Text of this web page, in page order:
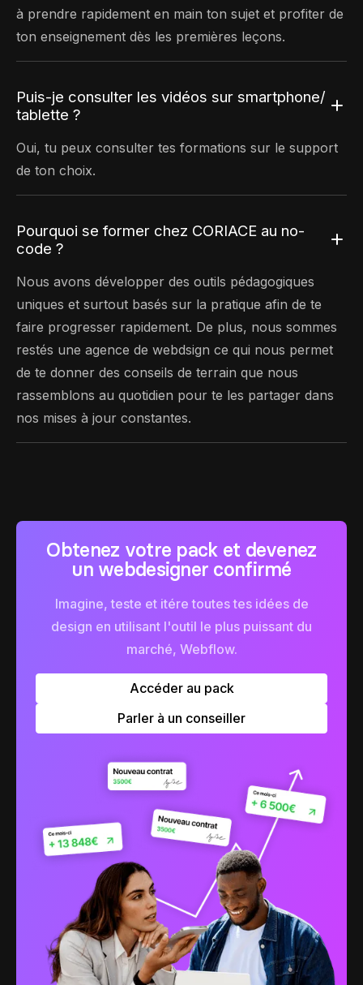
à prendre rapidement en main ton sujet et profiter de
ton enseignement dès les premières leçons.
Puis-je consulter les vidéos sur smartphone/
tablette ?
Oui, tu peux consulter tes formations sur le support
de ton choix.
Pourquoi se former chez CORIACE au no-
code ?
Nous avons développer des outils pédagogiques
uniques et surtout basés sur la pratique afin de te
faire progresser rapidement. De plus, nous sommes
restés une agence de webdsign ce qui nous permet
de te donner des conseils de terrain que nous
rassemblons au quotidien pour te les partager dans
nos mises à jour constantes.
Obtenez votre pack et devenez
un webdesigner confirmé
Imagine, teste et itére toutes tes idées de
design en utilisant l'outil le plus puissant du
marché, Webflow.
Accéder au pack
Parler à un conseiller